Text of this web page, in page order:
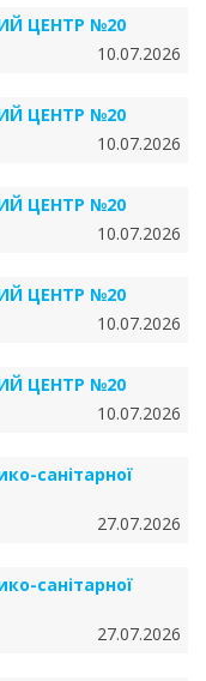
ЦЕНТР №20
10.07.2026
ЦЕНТР №20
10.07.2026
ЦЕНТР №20
10.07.2026
ЦЕНТР №20
10.07.2026
ЦЕНТР №20
10.07.2026
санітарної
27.07.2026
санітарної
27.07.2026